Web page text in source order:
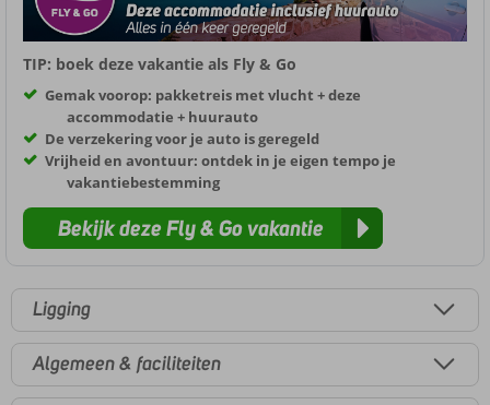
TIP: boek deze vakantie als Fly & Go
Gemak voorop: pakketreis met vlucht + deze
accommodatie + huurauto
De verzekering voor je auto is geregeld
Vrijheid en avontuur: ontdek in je eigen tempo je
vakantiebestemming
Bekijk deze Fly & Go vakantie
Ligging
Algemeen & faciliteiten